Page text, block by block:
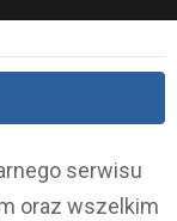
serwisu
oraz wszelkim